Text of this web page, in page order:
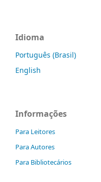
Idioma
Português (Brasil)
English
Informações
Para Leitores
Para Autores
Para Bibliotecários